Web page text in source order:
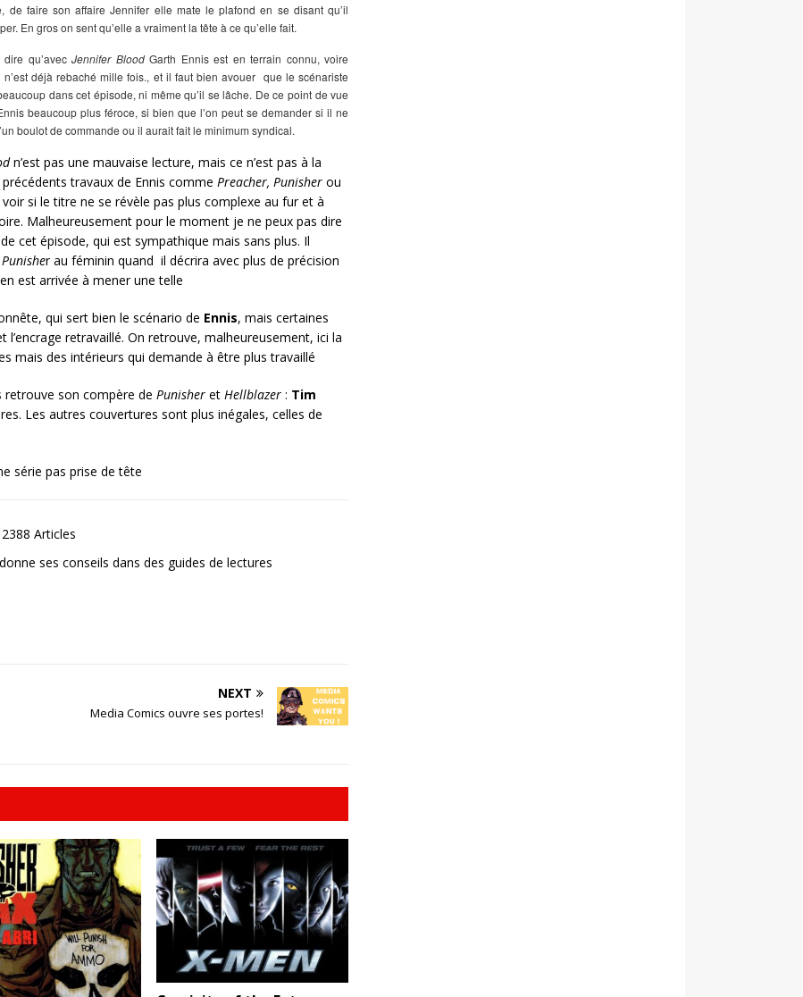
de faire son affaire Jennifer elle mate le plafond en se disant qu’il
En gros on sent qu’elle a vraiment la tête à ce qu’elle fait.
dire qu’avecJennifer BloodGarth Ennis est en terrain connu, voire
déjà rebaché mille fois., et il faut bien avouer que le scénariste
dans cet épisode, ni même qu’il se lâche. De ce point de vue
beaucoup plus féroce, si bien que l’on peut se demander si il ne
boulot de commande ou il aurait fait le minimum syndical.
n’est pas une mauvaise lecture, mais ce n’est pas à la
travaux de Ennis comme Preacher, Punisher ou
si le titre ne se révèle pas plus complexe au fur et à
Malheureusement pour le moment je ne peux pas dire
cet épisode, qui est sympathique mais sans plus. Il
Punisher au féminin quand il décrira avec plus de précision
est arrivée à mener une telle
qui sert bien le scénario de Ennis, mais certaines
l’encrage retravaillé. On retrouve, malheureusement, ici la
mais des intérieurs qui demande à être plus travaillé
retrouve son compère de Punisher et Hellblazer : Tim
Les autres couvertures sont plus inégales, celles de
série pas prise de tête
2388 Articles
ses conseils dans des guides de lectures
NEXT
Media Comics ouvre ses portes!